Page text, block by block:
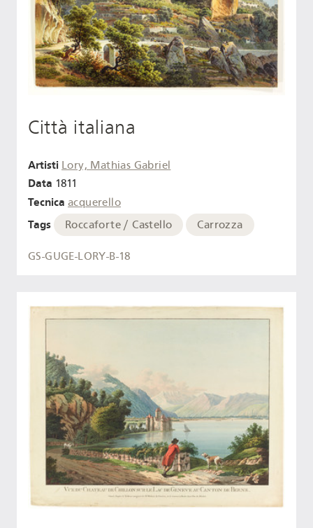
Città italiana
Artisti Lory, Mathias Gabriel
Data 1811
Tecnica acquerello
Tags Roccaforte / Castello Carrozza
GS-GUGE-LORY-B-18